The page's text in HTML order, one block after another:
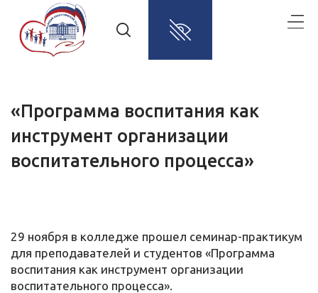
«Программа воспитания как
инструмент организации
воспитательного процесса»
29 ноября в колледже прошел семинар-практикум
для преподавателей и студентов «Программа
воспитания как инструмент организации
воспитательного процесса».